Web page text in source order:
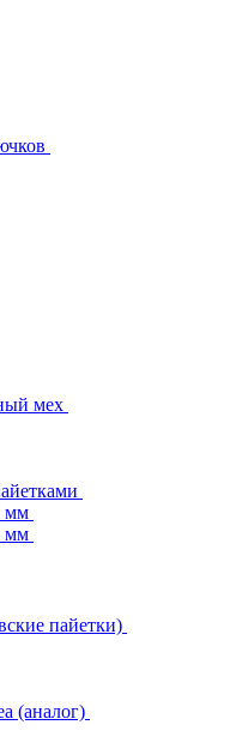
мех
мм
мм
пайетки)
(аналог)